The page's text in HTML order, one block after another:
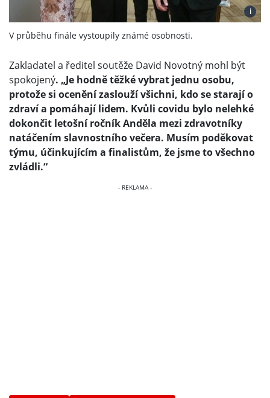
i
V průběhu finále vystoupily známé osobnosti.
Zakladatel a ředitel soutěže David Novotný mohl být
spokojený. „Je hodně těžké vybrat jednu osobu,
protože si ocenění zaslouží všichni, kdo se starají o
zdraví a pomáhají lidem. Kvůli covidu bylo nelehké
dokončit letošní ročník Anděla mezi zdravotníky
natáčením slavnostního večera. Musím poděkovat
týmu, účinkujícím a finalistům, že jsme to všechno
zvládli.“